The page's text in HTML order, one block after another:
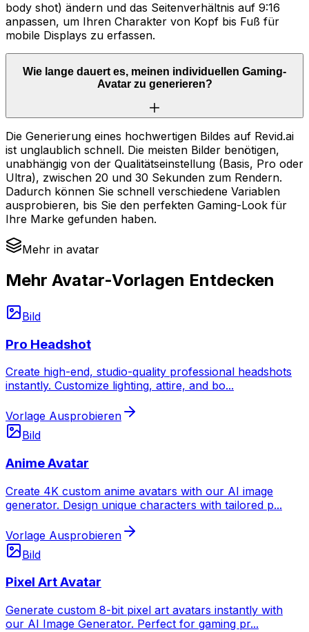
body shot) ändern und das Seitenverhältnis auf 9:16
anpassen, um Ihren Charakter von Kopf bis Fuß für
mobile Displays zu erfassen.
Wie lange dauert es, meinen individuellen Gaming-
Avatar zu generieren?
Die Generierung eines hochwertigen Bildes auf Revid.ai
ist unglaublich schnell. Die meisten Bilder benötigen,
unabhängig von der Qualitätseinstellung (Basis, Pro oder
Ultra), zwischen 20 und 30 Sekunden zum Rendern.
Dadurch können Sie schnell verschiedene Variablen
ausprobieren, bis Sie den perfekten Gaming-Look für
Ihre Marke gefunden haben.
Mehr in avatar
Mehr Avatar-Vorlagen Entdecken
Bild
Pro Headshot
Create high-end, studio-quality professional headshots
instantly. Customize lighting, attire, and bo...
Vorlage Ausprobieren
Bild
Anime Avatar
Create 4K custom anime avatars with our AI image
generator. Design unique characters with tailored p...
Vorlage Ausprobieren
Bild
Pixel Art Avatar
Generate custom 8-bit pixel art avatars instantly with
our AI Image Generator. Perfect for gaming pr...